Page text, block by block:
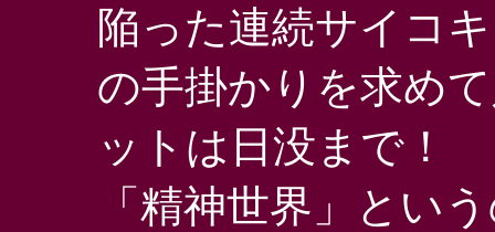
陥った連続サイコ
の手掛かりを求め
ットは日没まで！
「精神世界」とい